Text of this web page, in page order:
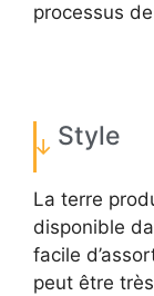
processus
Style
La terre
disponible
facile
peut être